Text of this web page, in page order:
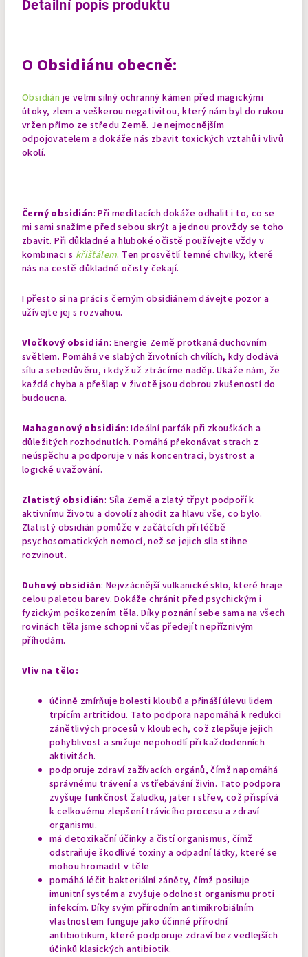
Detailní popis produktu
O Obsidiánu obecně:
Obsidián je velmi silný ochranný kámen před magickými
útoky, zlem a veškerou negativitou, který nám byl do rukou
vržen přímo ze středu Země. Je nejmocnějším
odpojovatelem a dokáže nás zbavit toxických vztahů i vlivů
okolí.
Černý obsidián: Při meditacích dokáže odhalit i to, co se
mi sami snažíme před sebou skrýt a jednou provždy se toho
zbavit. Při důkladné a hluboké očistě používejte vždy v
kombinaci s křišťálem. Ten prosvětlí temné chvilky, které
nás na cestě důkladné očisty čekají.
I přesto si na práci s černým obsidiánem dávejte pozor a
užívejte jej s rozvahou.
Vločkový obsidián: Energie Země protkaná duchovním
světlem. Pomáhá ve slabých životních chvílích, kdy dodává
sílu a sebedůvěru, i když už ztrácíme naději. Ukáže nám, že
každá chyba a přešlap v životě jsou dobrou zkušeností do
budoucna.
Mahagonový obsidián: Ideální parťák při zkouškách a
důležitých rozhodnutích. Pomáhá překonávat strach z
neúspěchu a podporuje v nás koncentraci, bystrost a
logické uvažování.
Zlatistý obsidián: Síla Země a zlatý třpyt podpoří k
aktivnímu životu a dovolí zahodit za hlavu vše, co bylo.
Zlatistý obsidián pomůže v začátcích při léčbě
psychosomatických nemocí, než se jejich síla stihne
rozvinout.
Duhový obsidián: Nejvzácnější vulkanické sklo, které hraje
celou paletou barev. Dokáže chránit před psychickým i
fyzickým poškozením těla. Díky poznání sebe sama na všech
rovinách těla jsme schopni včas předejít nepříznivým
příhodám.
Vliv na tělo:
účinně zmírňuje bolesti kloubů a přináší úlevu lidem
trpícím artritidou. Tato podpora napomáhá k redukci
zánětlivých procesů v kloubech, což zlepšuje jejich
pohyblivost a snižuje nepohodlí při každodenních
aktivitách.
podporuje zdraví zažívacích orgánů, čímž napomáhá
správnému trávení a vstřebávání živin. Tato podpora
zvyšuje funkčnost žaludku, jater i střev, což přispívá
k celkovému zlepšení trávicího procesu a zdraví
organismu.
má detoxikační účinky a čistí organismus, čímž
odstraňuje škodlivé toxiny a odpadní látky, které se
mohou hromadit v těle
pomáhá léčit bakteriální záněty, čímž posiluje
imunitní systém a zvyšuje odolnost organismu proti
infekcím. Díky svým přírodním antimikrobiálním
vlastnostem funguje jako účinné přírodní
antibiotikum, které podporuje zdraví bez vedlejších
účinků klasických antibiotik.